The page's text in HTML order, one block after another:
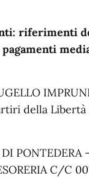
riferimenti
della
PONTEDERA
C/C